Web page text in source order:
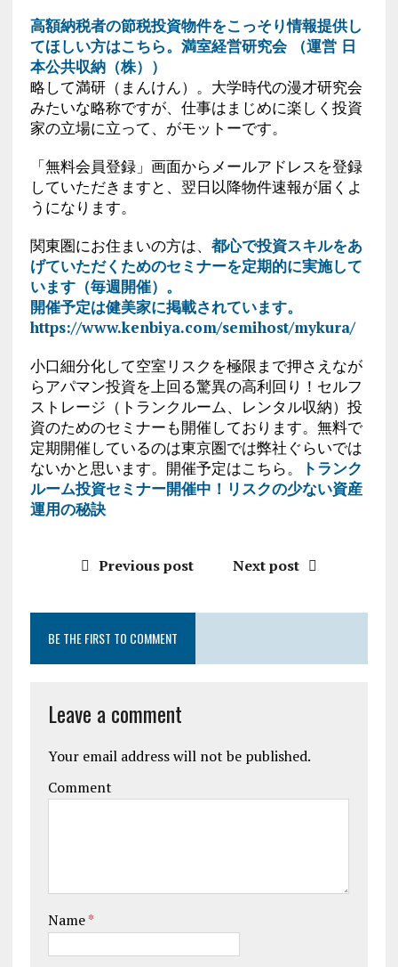
高額納税者の節税投資物件をこっそり情報提供し
てほしい方はこちら。満室経営研究会 （運営 日
本公共収納（株））
略して満研（まんけん）。大学時代の漫才研究会
みたいな略称ですが、仕事はまじめに楽しく投資
家の立場に立って、がモットーです。
「無料会員登録」画面からメールアドレスを登録
していただきますと、翌日以降物件速報が届くよ
うになります。
関東圏にお住まいの方は、 都心で投資スキルをあ
げていただくためのセミナーを定期的に実施して
います（毎週開催）。
開催予定は健美家に掲載されています。
https://www.kenbiya.com/semihost/mykura/
小口細分化して空室リスクを極限まで押さえなが
らアパマン投資を上回る驚異の高利回り！セルフ
ストレージ（トランクルーム、レンタル収納）投
資のためのセミナーも開催しております。無料で
定期開催しているのは東京圏では弊社ぐらいでは
ないかと思います。開催予定はこちら。
トランク
ルーム投資セミナー開催中！リスクの少ない資産
運用の秘訣
Previous post Next post
BE THE FIRST TO COMMENT
Leave a comment
Your email address will not be published.
Comment
Name*